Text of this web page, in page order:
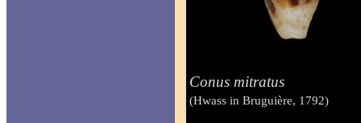
Conus mitratus
(Hwass in Bruguière, 1792)